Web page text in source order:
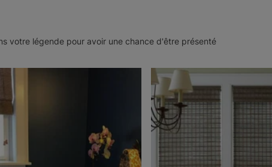
votre légende pour avoir une chance d'être présenté